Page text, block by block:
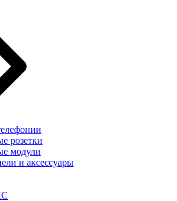
розетки
модули
и аксессуары